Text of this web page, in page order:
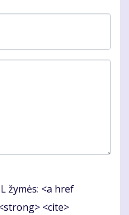
žymės: <a href
<cite>